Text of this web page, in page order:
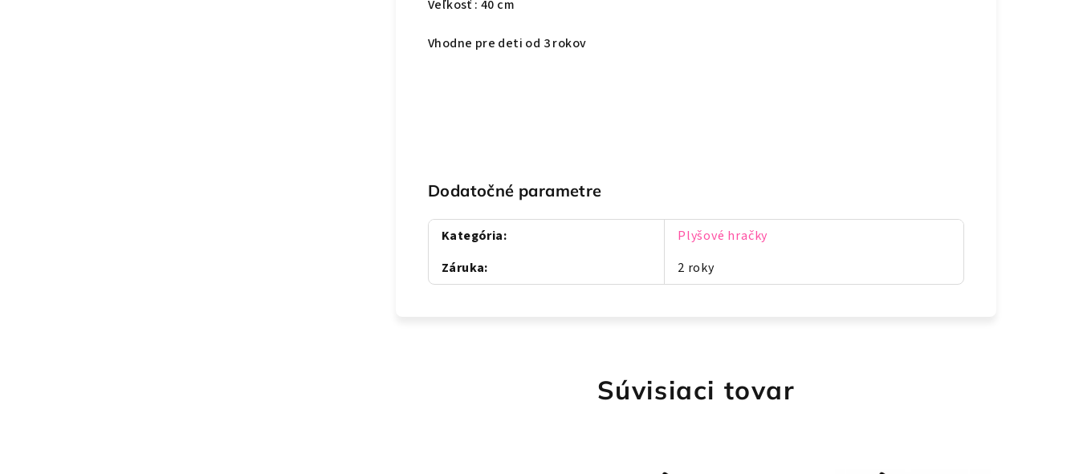
Veľkosť : 40 cm
Vhodne pre deti od 3 rokov
Dodatočné parametre
Kategória:
Plyšové hračky
Záruka: 2 roky
Súvisiaci tovar